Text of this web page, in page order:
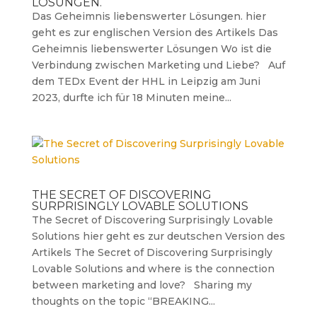
Das Geheimnis liebenswerter Lösungen. hier
geht es zur englischen Version des Artikels Das
Geheimnis liebenswerter Lösungen Wo ist die
Verbindung zwischen Marketing und Liebe? Auf
dem TEDx Event der HHL in Leipzig am Juni
2023, durfte ich für 18 Minuten meine...
THE SECRET OF DISCOVERING
SURPRISINGLY LOVABLE SOLUTIONS
The Secret of Discovering Surprisingly Lovable
Solutions hier geht es zur deutschen Version des
Artikels The Secret of Discovering Surprisingly
Lovable Solutions and where is the connection
between marketing and love? Sharing my
thoughts on the topic “BREAKING...